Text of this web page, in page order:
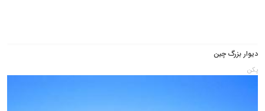
دیوار بزرگ چین
پکن